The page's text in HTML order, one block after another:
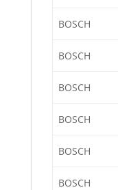
BOSCH
BOSCH
BOSCH
BOSCH
BOSCH
BOSCH